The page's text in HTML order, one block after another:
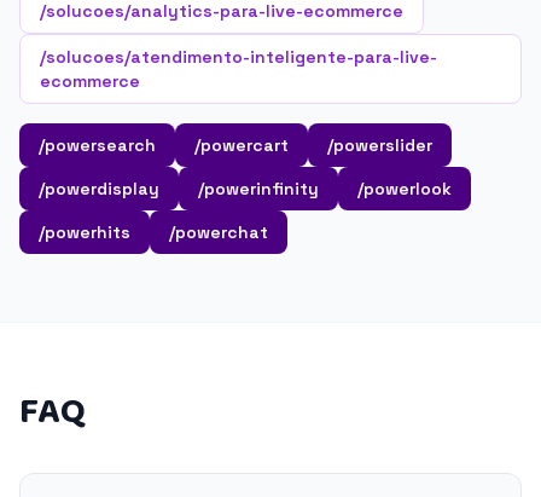
/solucoes/analytics-para-live-ecommerce
/solucoes/atendimento-inteligente-para-live-
ecommerce
/powersearch /powercart
/powerslider
/powerdisplay
/powerinfinity
/powerlook
/powerhits
/powerchat
FAQ